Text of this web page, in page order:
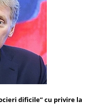
dificile” cu privire la